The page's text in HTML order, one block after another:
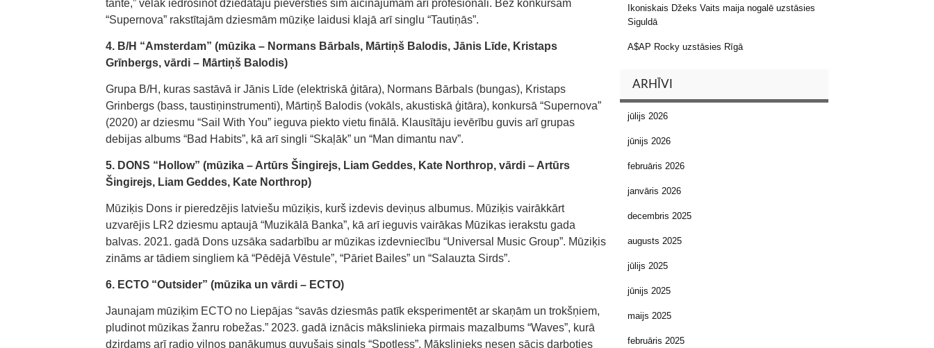
tante,” vēlāk iedrošinot dziedātāju pievērsties šim aicinājumam arī profesionāli. Bez konkursam
“Supernova” rakstītajām dziesmām mūziķe laidusi klajā arī singlu “Tautiņās”.
4. B/H “Amsterdam” (mūzika – Normans Bārbals, Mārtiņš Balodis, Jānis Līde, Kristaps
Grīnbergs, vārdi – Mārtiņš Balodis)
Grupa B/H, kuras sastāvā ir Jānis Līde (elektriskā ģitāra), Normans Bārbals (bungas), Kristaps
Grinbergs (bass, taustiņinstrumenti), Mārtiņš Balodis (vokāls, akustiskā ģitāra), konkursā “Supernova”
(2020) ar dziesmu “Sail With You” ieguva piekto vietu finālā. Klausītāju ievērību guvis arī grupas
debijas albums “Bad Habits”, kā arī singli “Skaļāk” un “Man dimantu nav”.
5. DONS “Hollow” (mūzika – Artūrs Šingirejs, Liam Geddes, Kate Northrop, vārdi – Artūrs
Šingirejs, Liam Geddes, Kate Northrop)
Mūziķis Dons ir pieredzējis latviešu mūziķis, kurš izdevis deviņus albumus. Mūziķis vairākkārt
uzvarējis LR2 dziesmu aptaujā “Muzikālā Banka”, kā arī ieguvis vairākas Mūzikas ierakstu gada
balvas. 2021. gadā Dons uzsāka sadarbību ar mūzikas izdevniecību “Universal Music Group”. Mūziķis
zināms ar tādiem singliem kā “Pēdējā Vēstule”, “Pāriet Bailes” un “Salauzta Sirds”.
6. ECTO “Outsider” (mūzika un vārdi – ECTO)
Jaunajam mūziķim ECTO no Liepājas “savās dziesmās patīk eksperimentēt ar skaņām un trokšņiem,
pludinot mūzikas žanru robežas.” 2023. gadā iznācis mākslinieka pirmais mazalbums “Waves”, kurā
dzirdams arī radio viļņos panākumus guvušais singls “Spotless”. Mākslinieks nesen sācis darboties
Ikoniskais Džeks Vaits maija nogalē uzstāsies
Siguldā
A$AP Rocky uzstāsies Rīgā
ARHĪVI
jūlijs 2026
jūnijs 2026
februāris 2026
janvāris 2026
decembris 2025
augusts 2025
jūlijs 2025
jūnijs 2025
maijs 2025
februāris 2025